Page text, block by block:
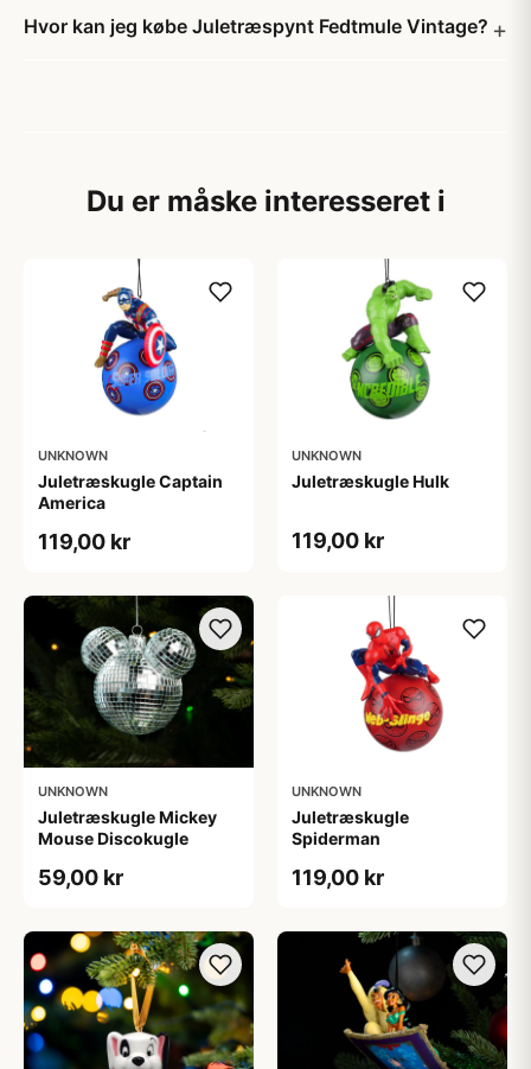
Hvor kan jeg købe Juletræspynt Fedtmule Vintage?
Du er måske interesseret i
UNKNOWN
Juletræskugle Captain
America
119,00 kr
UNKNOWN
Juletræskugle Hulk
119,00 kr
UNKNOWN
Juletræskugle Mickey
Mouse Discokugle
59,00 kr
UNKNOWN
Juletræskugle
Spiderman
119,00 kr